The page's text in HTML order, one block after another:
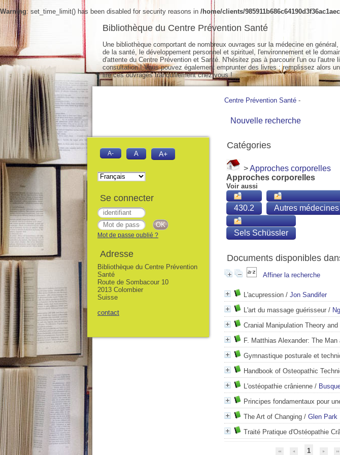
Warning: set_time_limit() has been disabled for security reasons in /home/clients/
Centre Prévention Santé -
Nouvelle recherche
Catégories
>Approches corporelles
Approches corporelles
Voir aussi
430.2 Autres
Sels Schüssler
Documents disponibles
Affiner la recherche
L'acupression / Jon Sandifer
L'art du massage guérisseur /
Cranial Manipulation Theory
F. Matthias Alexander: The Man
Gymnastique posturale et
Handbook of Osteopathic
L'ostéopathie crânienne /
Principes fondamentaux pour
The Art of Changing / Glen Park
Traité Pratique d'Ostéopathie
1
Bibliothèque du Centre Prévention Santé
Une bibliothèque comportant de nombreux ouvrages sur la médecine en
de la santé, le développement personnel et spirituel, l'environnement et le
d'attente du Centre Prévention et Santé. N'hésitez pas à parcourir l'un ou l'autre
consultation ! Vous pouvez également emprunter des livres : remplissez alors
lire ces ouvrages tranquillement chez vous !
A- A A+
Se connecter
Mot de passe oublié ?
Adresse
Bibliothèque du Centre Prévention
Santé
Route de Sombacour 10
2013 Colombier
Suisse
contact